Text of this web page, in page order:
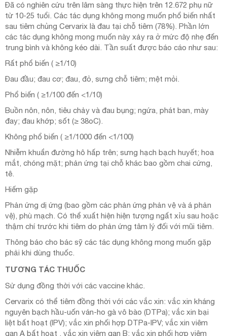
Đã có nghiên cứu trên lâm sàng thực hiện trên 12.672 phụ nữ
từ 10-25 tuổi. Các tác dụng không mong muốn phổ biến nhất
sau tiêm chủng Cervarix là đau tại chỗ tiêm (78%). Phần lớn
các tác dụng không mong muốn này xảy ra ở mức độ nhẹ đến
trung bình và không kéo dài. Tần suất được báo cáo như sau:
Rất phổ biến ( ≥1/10)
Đau đầu; đau cơ; đau, đỏ, sưng chỗ tiêm; mệt mỏi.
Phổ biến ( ≥1/100 đến <1/10)
Buồn nôn, nôn, tiêu chảy và đau bụng; ngứa, phát ban, mày
đay; đau khớp; sốt (≥ 38oC).
Không phổ biến ( ≥1/1000 đến <1/100)
Nhiễm khuẩn đường hô hấp trên; sưng hạch bạch huyết; hoa
mắt, chóng mặt; phản ứng tại chỗ khác bao gồm chai cứng,
tê.
Hiếm gặp
Phản ứng dị ứng (bao gồm các phản ứng phản vệ và á phản
vệ), phù mạch. Có thể xuất hiện hiện tượng ngất xỉu sau hoặc
thậm chí trước khi tiêm do phản ứng tâm lý đối với mũi tiêm.
Thông báo cho bác sỹ các tác dụng không mong muốn gặp
phải khi dùng thuốc.
TƯƠNG TÁC THUỐC
Sử dụng đồng thời với các vaccine khác.
Cervarix có thể tiêm đồng thời với các vắc xin: vắc xin kháng
nguyên bạch hầu-uốn ván-ho gà vô bào (DTPa); vắc xin bại
liệt bất hoạt (IPV); vắc xin phối hợp DTPa-IPV; vắc xin viêm
gan A bất hoạt , vắc xin viêm gan B; vắc xin phối hợp viêm